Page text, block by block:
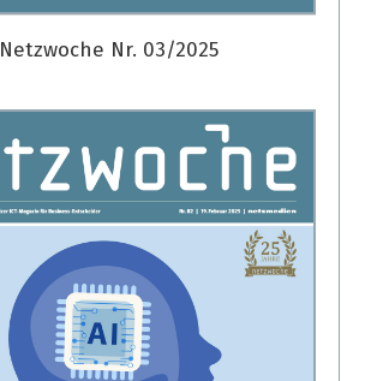
Netzwoche Nr. 03/2025